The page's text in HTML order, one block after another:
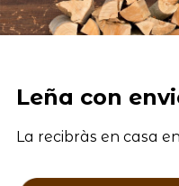
Leña con
La recibràs en casa